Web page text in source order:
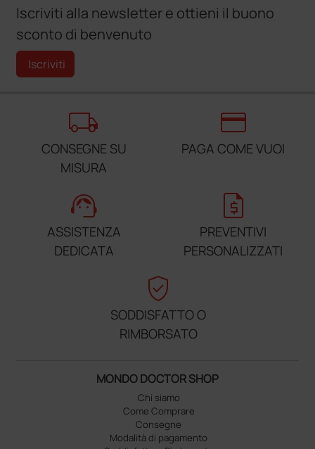
Iscriviti alla newsletter e ottieni il buono
sconto di benvenuto
Iscriviti
local_shipping
CONSEGNE SU
MISURA
credit_card
PAGA COME VUOI
support_agent
ASSISTENZA
DEDICATA
request_quote
PREVENTIVI
PERSONALIZZATI
verified_user
SODDISFATTO O
RIMBORSATO
MONDO DOCTOR SHOP
Chi siamo
Come Comprare
Consegne
Modalità di pagamento